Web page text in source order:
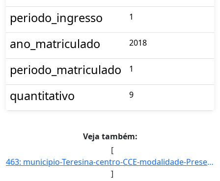
periodo_ingresso 1
ano_matriculado 2018
periodo_matriculado 1
quantitativo 9
Veja também:
[
463: municipio-Teresina-centro-CCE-modalidade-Presencial-convenio--selecao-SISU_COTA-cota-AA-1-sexo-M-uf-]
]